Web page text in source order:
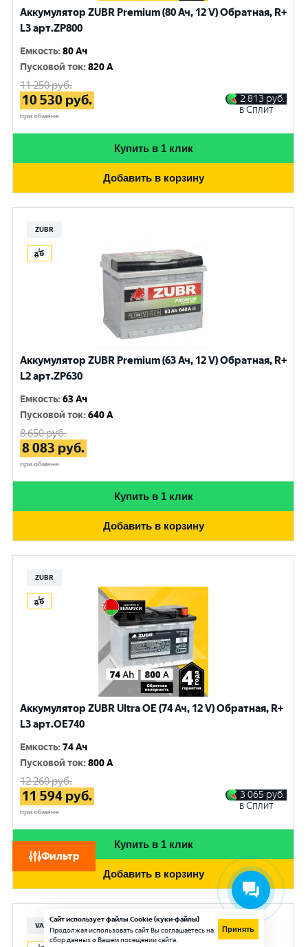
Фильтр
Аккумулятор ZUBR Premium (80 Ач, 12 V) Обратная, R+
L3 арт.ZP800
Емкость:80 Ач
Пусковой ток:820 A
11 250руб.
10 530 руб.
при обмене
2 813 руб.
в Сплит
Купить в 1 клик
Добавить в корзину
ZUBR
Аккумулятор ZUBR Premium (63 Ач, 12 V) Обратная, R+
L2 арт.ZP630
Емкость:63 Ач
Пусковой ток:640 A
8 650руб.
8 083 руб.
при обмене
Купить в 1 клик
Добавить в корзину
ZUBR
Аккумулятор ZUBR Ultra OE (74 Ач, 12 V) Обратная, R+
L3 арт.OE740
Емкость:74 Ач
Пусковой ток:800 A
12 260руб.
11 594 руб.
при обмене
3 065 руб.
в Сплит
Купить в 1 клик
Добавить в корзину
VARTA
Сайт использует файлы Cookie (куки-файлы)
Продолжая использовать сайт Вы соглашаетесь на
сбор данных о Вашем посещении сайта.
Принять